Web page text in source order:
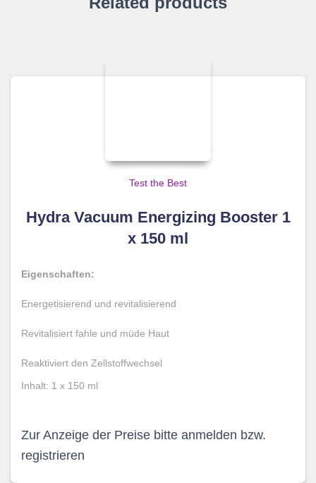
Test the Best
Hydra Vacuum Energizing Booster 1
x 150 ml
Eigenschaften:
Energetisierend und revitalisierend
Revitalisiert fahle und müde Haut
Reaktiviert den Zellstoffwechsel
Inhalt: 1 x 150 ml
Zur Anzeige der Preise bitte anmelden bzw.
registrieren